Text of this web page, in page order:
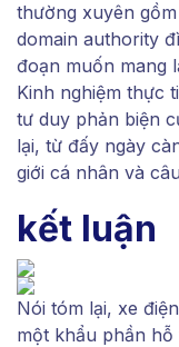
thường xuyên
domain authority
đoạn muốn mang
Kinh nghiệm thực
tư duy phản biện
lại, từ đấy ngày
giới cá nhân và
kết luận
Nói tóm lại, xe
một khẩu phần